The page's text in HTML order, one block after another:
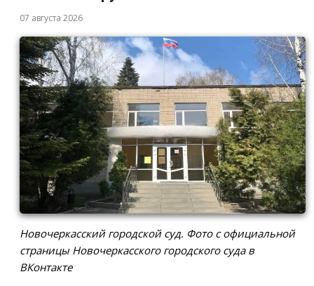
07 августа 2026
Новочеркасский городской суд. Фото с официальной
страницы Новочеркасского городского суда в
ВКонтакте